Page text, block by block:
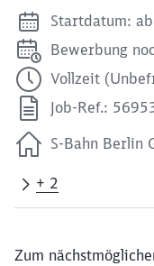
Startdatum:
Bewerbung
Vollzeit
Job-Ref.:
S-Bahn Berlin
+ 2
Zum